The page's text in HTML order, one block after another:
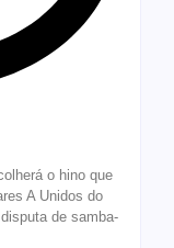
o hino que
A Unidos do
de samba-